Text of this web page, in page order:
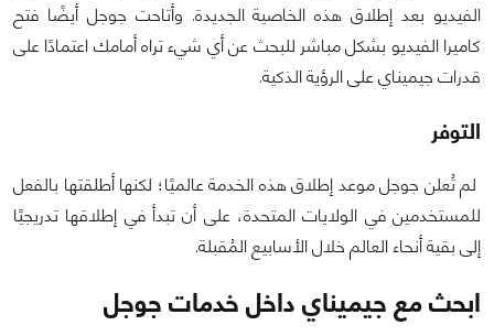
الفيديو بعد إطلاق هذه الخاصية الجديدة. وأتاحت جوجل أيضًا فتح
كاميرا الفيديو بشكل مباشر للبحث عن أي شيء تراه أمامك اعتمادًا على
قدرات جيميناي على الرؤية الذكية.
التوفر
لم تُعلن جوجل موعد إطلاق هذه الخدمة عالميًا؛ لكنها أطلقتها بالفعل
للمستخدمين في الولايات المتحدة، على أن تبدأ في إطلاقها تدريجيًا
إلى بقية أنحاء العالم خلال الأسابيع المُقبلة.
ابحث مع جيميناي داخل خدمات جوجل